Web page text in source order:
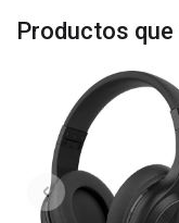
Productos